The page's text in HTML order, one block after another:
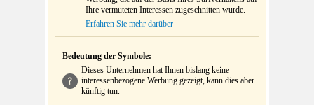
Ihre vermuteten Interessen zugeschnitten wurde.
Erfahren Sie mehr darüber
Bedeutung der Symbole:
Dieses Unternehmen hat Ihnen bislang keine
interessenbezogene Werbung gezeigt, kann dies aber
künftig tun.